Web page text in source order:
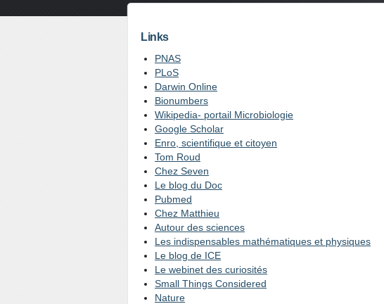
Links
PNAS
PLoS
Darwin Online
Bionumbers
Wikipedia- portail Microbiologie
Google Scholar
Enro, scientifique et citoyen
Tom Roud
Chez Seven
Le blog du Doc
Pubmed
Chez Matthieu
Autour des sciences
Les indispensables mathématiques et physiques
Le blog de ICE
Le webinet des curiosités
Small Things Considered
Nature